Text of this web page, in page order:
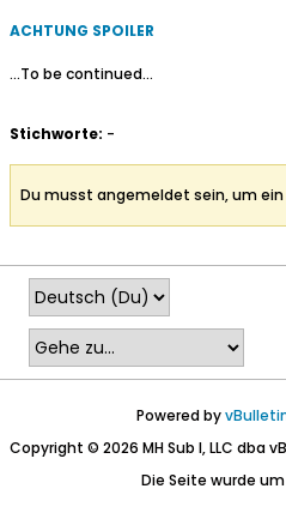
ACHTUNG SPOILER
...To be continued...
Stichworte: -
Du musst angemeldet sein, um
Powered by
Copyright © 2026 MH Sub I, LLC dba
Die Seite wurde